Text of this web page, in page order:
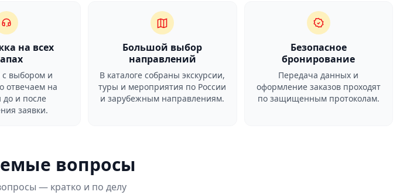
на всех
с выбором и
отвечаем на
до и после
заявки.
Большой выбор
направлений
В каталоге собраны экскурсии,
туры и мероприятия по России
и зарубежным направлениям.
Безопасное
бронирование
Передача данных и
оформление заказов проходят
по защищенным протоколам.
вопросы
— кратко и по делу